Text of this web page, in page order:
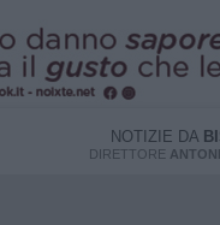
NOTIZIE DA
DIRETTORE